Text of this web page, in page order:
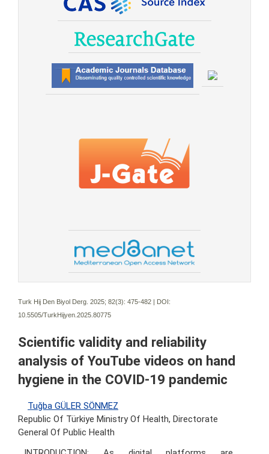
Turk Hij Den Biyol Derg. 2025; 82(3): 475-482 | DOI:
10.5505/TurkHijyen.2025.80775
Scientific validity and reliability
analysis of YouTube videos on hand
hygiene in the COVID-19 pandemic
Tuğba GÜLER SÖNMEZ
Republic Of Türkiye Ministry Of Health, Directorate
General Of Public Health